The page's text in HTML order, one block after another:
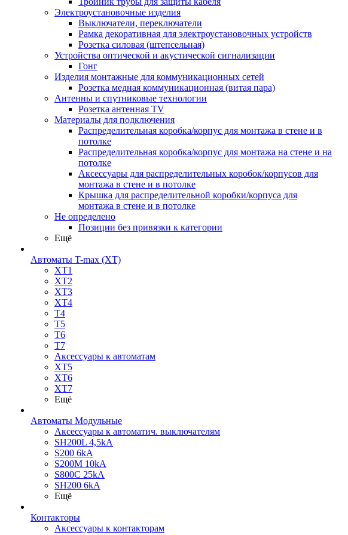
Электроустановочные изделия
Выключатели, переключатели
Рамка декоративная для электроустановочных устройств
Розетка силовая (штепсельная)
Устройства оптической и акустической сигнализации
Гонг
Изделия монтажные для коммуникационных сетей
Розетка медная коммуникационная (витая пара)
Антенны и спутниковые технологии
Розетка антенная TV
Материалы для подключения
Распределительная коробка/корпус для монтажа в стене и в
потолке
Распределительная коробка/корпус для монтажа на стене и на
потолке
Аксессуары для распределительных коробок/корпусов для
монтажа в стене и в потолке
Крышка для распределительной коробки/корпуса для
монтажа в стене и в потолке
Не определено
Позиции без привязки к категории
Ещё
Автоматы T-max (XT)
XT1
XT2
XT3
XT4
T4
T5
T6
T7
Аксессуары к автоматам
XT5
XT6
XT7
Ещё
Автоматы Модульные
Аксессуары к автоматич. выключателям
SH200L 4,5kA
S200 6kA
S200M 10kA
S800C 25kA
SH200 6kA
Ещё
Контакторы
Аксессуары к контакторам